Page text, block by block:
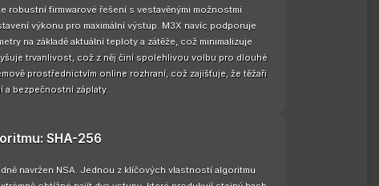
robustní firmwarové řešení s vestavěnými možnostmi
výkonu pro maximální výstup. M3X navíc podporuje
na základě aktuální teploty a zátěže, což minimalizuje
trvanlivost, což z něj činí spolehlivou volbu pro dlouhé
prostřednictvím online rozhraní, což zajišťuje, že těžaři
a bezpečnostní záplaty.
SHA-256
navržen NSA. Jednou z klíčových vlastností algoritmu